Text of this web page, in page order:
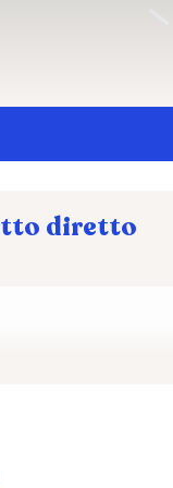
diretto